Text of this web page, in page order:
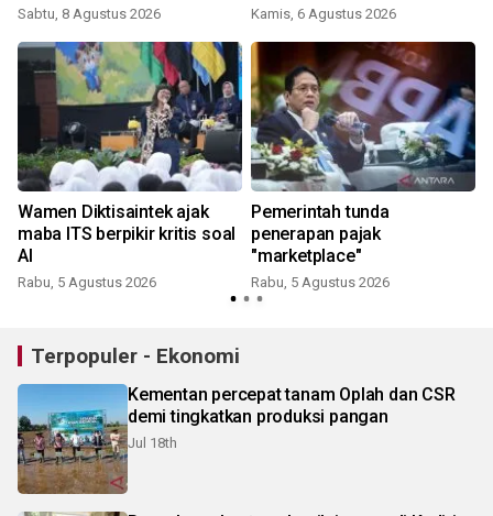
Sabtu, 8 Agustus 2026 Kamis, 6 Agustus 2026
Wamen Diktisaintek ajak
maba ITS berpikir kritis soal
AI
Rabu, 5 Agustus 2026
Pemerintah tunda
penerapan pajak
"marketplace"
Rabu, 5 Agustus 2026
Terpopuler - Ekonomi
Kementan percepat tanam Oplah dan CSR
demi tingkatkan produksi pangan
Jul 18th